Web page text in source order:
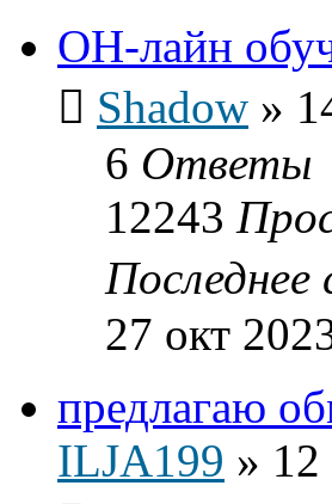
ОН-лайн
Shadow »
6 Ответы
12243
27 окт
предлагаю
ILJA199 »